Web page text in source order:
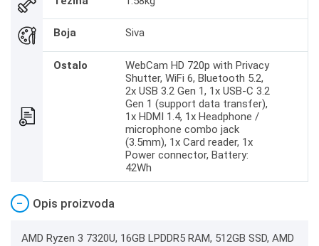
Boja Siva
Ostalo
WebCam HD 720p with Privacy
Shutter, WiFi 6, Bluetooth 5.2,
2x USB 3.2 Gen 1, 1x USB-C 3.2
Gen 1 (support data transfer),
1x HDMI 1.4, 1x Headphone /
microphone combo jack
(3.5mm), 1x Card reader, 1x
Power connector, Battery:
42Wh
− Opis proizvoda
AMD Ryzen 3 7320U, 16GB LPDDR5 RAM, 512GB SSD, AMD